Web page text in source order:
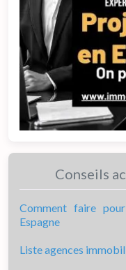
Conseils
Comment faire
Espagne
Liste agences